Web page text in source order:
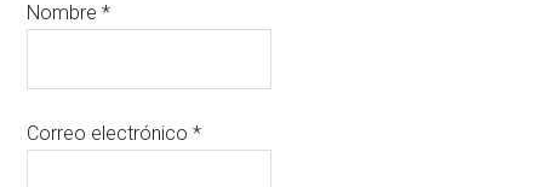
Nombre*
Correo electrónico*